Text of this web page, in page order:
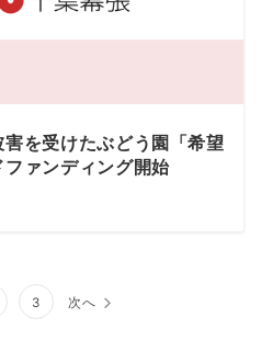
を受けたぶどう園「希望
ァンディング開始
3 次へ